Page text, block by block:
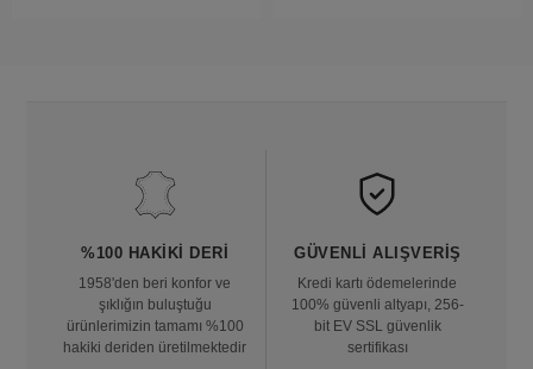
%100 HAKIKI DERI
1958'den beri konfor ve
şıklığın buluştuğu
ürünlerimizin tamamı %100
hakiki deriden üretilmektedir
GÜVENLI ALIŞVERIŞ
Kredi kartı ödemelerinde
100% güvenli altyapı, 256-
bit EV SSL güvenlik
sertifikası